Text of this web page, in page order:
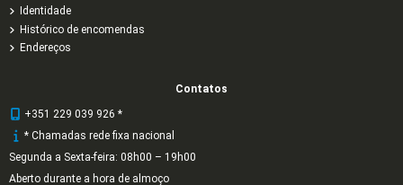
Identidade
Histórico de encomendas
Endereços
Contatos
+351 229 039 926 *
* Chamadas rede fixa nacional
Segunda a Sexta-feira: 08h00 – 19h00
Aberto durante a hora de almoço